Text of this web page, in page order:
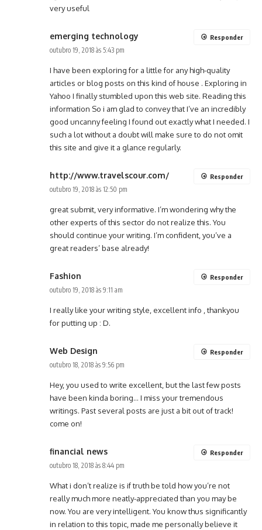
very useful
emerging technology
outubro 19, 2018 às 5:43 pm
I have been exploring for a little for any high-quality
articles or blog posts on this kind of house . Exploring in
Yahoo I finally stumbled upon this web site. Reading this
information So i am glad to convey that I’ve an incredibly
good uncanny feeling I found out exactly what I needed. I
such a lot without a doubt will make sure to do not omit
this site and give it a glance regularly.
Responder
http://www.travelscour.com/
outubro 19, 2018 às 12:50 pm
great submit, very informative. I’m wondering why the
other experts of this sector do not realize this. You
should continue your writing. I’m confident, you’ve a
great readers’ base already!
Responder
Fashion
outubro 19, 2018 às 9:11 am
I really like your writing style, excellent info , thankyou
for putting up : D.
Responder
Web Design
outubro 18, 2018 às 9:56 pm
Hey, you used to write excellent, but the last few posts
have been kinda boring… I miss your tremendous
writings. Past several posts are just a bit out of track!
come on!
Responder
financial news
outubro 18, 2018 às 8:44 pm
What i don’t realize is if truth be told how you’re not
really much more neatly-appreciated than you may be
now. You are very intelligent. You know thus significantly
in relation to this topic, made me personally believe it
Responder